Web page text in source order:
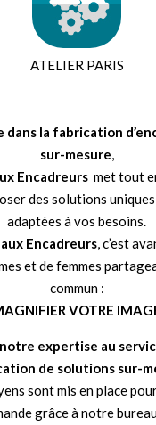
ATELIER PARIS
dans la fabrication
sur-mesure,
Encadreurs met tout
des solutions
adaptées à vos besoins.
Encadreurs, c’est
et de femmes
commun :
VOTRE
expertise au
de solutions sur-
sont mis en place
grâce à notre bureau